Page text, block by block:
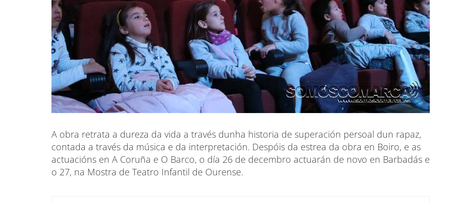
A obra retrata a dureza da vida a través dunha historia de superación persoal dun rapaz,
contada a través da música e da interpretación. Despóis da estrea da obra en Boiro, e as
actuacións en A Coruña e O Barco, o día 26 de decembro actuarán de novo en Barbadás e
o 27, na Mostra de Teatro Infantil de Ourense.